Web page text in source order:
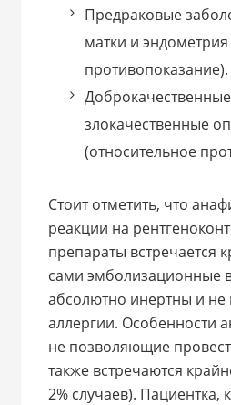
Предраковые
матки и
противопоказание).
злокачественные
(относительное
Стоит отметить, что
реакции на
препараты встречается
сами эмболизационные
абсолютно инертны и
аллергии. Особенности
не позволяющие
также встречаются
2% случаев). Пациентка,